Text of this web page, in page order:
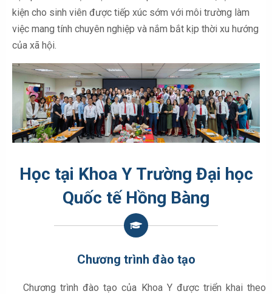
kiện cho sinh viên được tiếp xúc sớm với môi trường làm
việc mang tính chuyên nghiệp và nắm bắt kịp thời xu hướng
của xã hội.
Học tại Khoa Y Trường Đại học
Quốc tế Hồng Bàng
Chương trình đào tạo
Chương trình đào tạo của Khoa Y được triển khai theo